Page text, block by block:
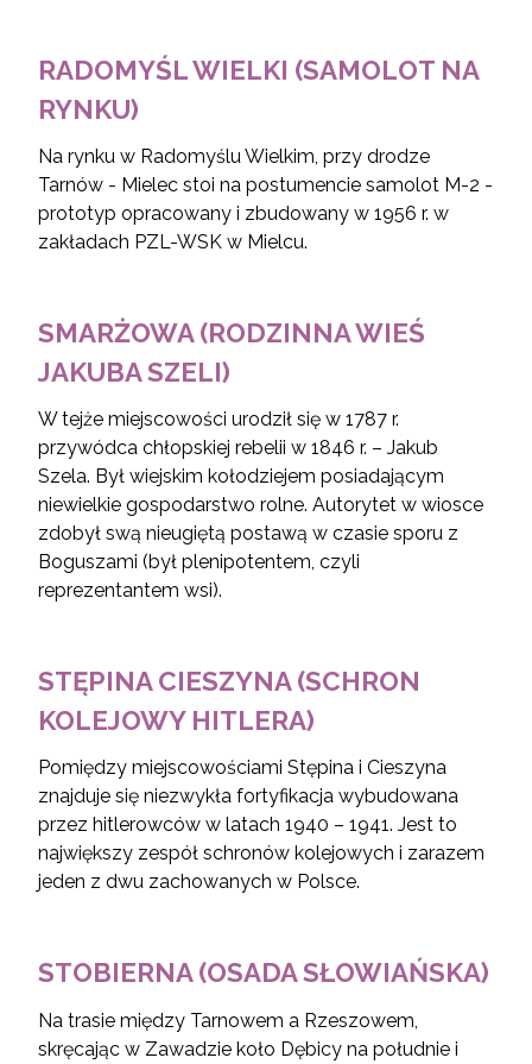
RADOMYŚL WIELKI (SAMOLOT NA
RYNKU)
Na rynku w Radomyślu Wielkim, przy drodze
Tarnów - Mielec stoi na postumencie samolot M-2 -
prototyp opracowany i zbudowany w 1956 r. w
zakładach PZL-WSK w Mielcu.
SMARŻOWA (RODZINNA WIEŚ
JAKUBA SZELI)
W tejże miejscowości urodził się w 1787 r.
przywódca chłopskiej rebelii w 1846 r. – Jakub
Szela. Był wiejskim kołodziejem posiadającym
niewielkie gospodarstwo rolne. Autorytet w wiosce
zdobył swą nieugiętą postawą w czasie sporu z
Boguszami (był plenipotentem, czyli
reprezentantem wsi).
STĘPINA CIESZYNA (SCHRON
KOLEJOWY HITLERA)
Pomiędzy miejscowościami Stępina i Cieszyna
znajduje się niezwykła fortyfikacja wybudowana
przez hitlerowców w latach 1940 – 1941. Jest to
największy zespół schronów kolejowych i zarazem
jeden z dwu zachowanych w Polsce.
STOBIERNA (OSADA SŁOWIAŃSKA)
Na trasie między Tarnowem a Rzeszowem,
skręcając w Zawadzie koło Dębicy na południe i